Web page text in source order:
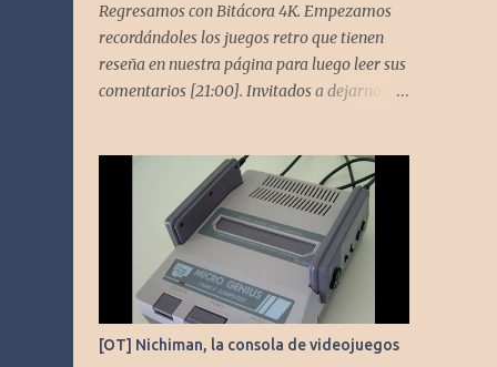
Regresamos con Bitácora 4K. Empezamos
recordándoles los juegos retro que tienen
reseña en nuestra página para luego leer sus
comentarios [21:00]. Invitados a dejarnos
pero lo usaremos para comentarles algunos
cambios que queremos hacer en el podcast.
Los acompañan @GoombaVictor y
@flagstaad que no estarían aquí si no es por
ustedes. Muchas gracias a todos los que nos
agregan a sus plataformas de podcast y nos
dejan comentarios en las cuentas de redes.
Spotify YouTube. Twitter -
[OT] Nichiman, la consola de videojuegos